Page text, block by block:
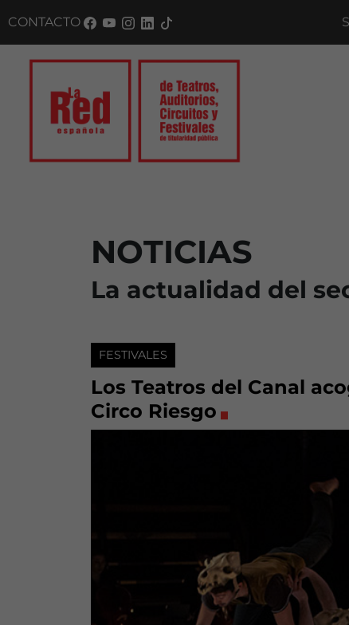
CONTACTO
NOTICIAS
La actualidad del
FESTIVALES
Los Teatros del Canal
Circo Riesgo